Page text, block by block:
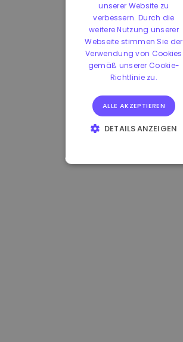
unserer Website zu
verbessern. Durch die
weitere Nutzung unserer
Webseite stimmen Sie der
Verwendung von Cookies
gemäß unserer Cookie-
Richtlinie zu.
ALLE AKZEPTIEREN
DETAILS ANZEIGEN